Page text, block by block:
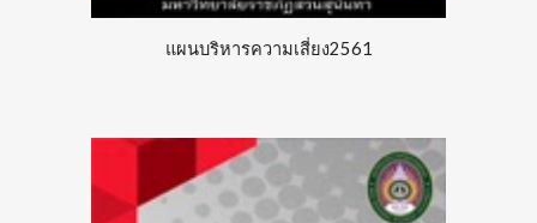
แผนบริหารความเสี่ยง2561